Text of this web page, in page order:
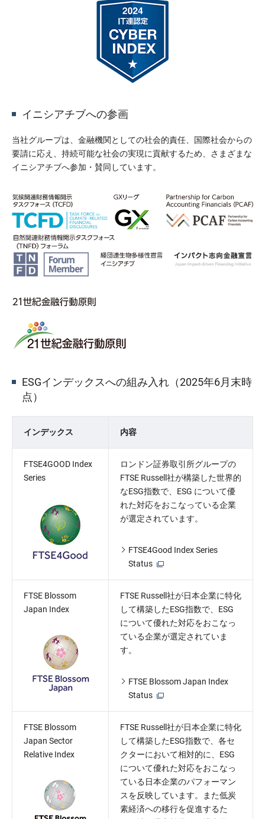
イニシアチブへの参画
当社グループは、金融機関としての社会的責任、国際社会からの
要請に応え、持続可能な社会の実現に貢献するため、さまざまな
イニシアチブへ参加・賛同しています。
ESGインデックスへの組み入れ（2025年6月末時
点）
インデックス 内容
FTSE4GOOD Index
Series
ロンドン証券取引所グループの
FTSE Russell社が構築した世界的
なESG指数で、ESG について優
れた対応をおこなっている企業
が選定されています。
FTSE4Good Index Series
Status
FTSE Blossom
Japan Index
FTSE Russell社が日本企業に特化
して構築したESG指数で、ESG
について優れた対応をおこなっ
ている企業が選定されていま
す。
FTSE Blossom Japan Index
Status
FTSE Blossom
Japan Sector
Relative Index
FTSE Russell社が日本企業に特化
して構築したESG指数で、各セ
クターにおいて相対的に、ESG
について優れた対応をおこなっ
ている日本企業のパフォーマン
スを反映しています。また低炭
素経済への移行を促進するた